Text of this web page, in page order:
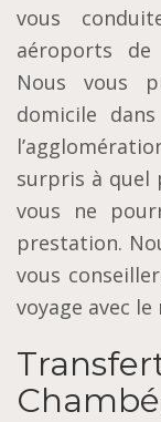
vous
aéroports de
Nous vous
domicile
surpris à quel
vous ne
prestation.
vous
voyage avec